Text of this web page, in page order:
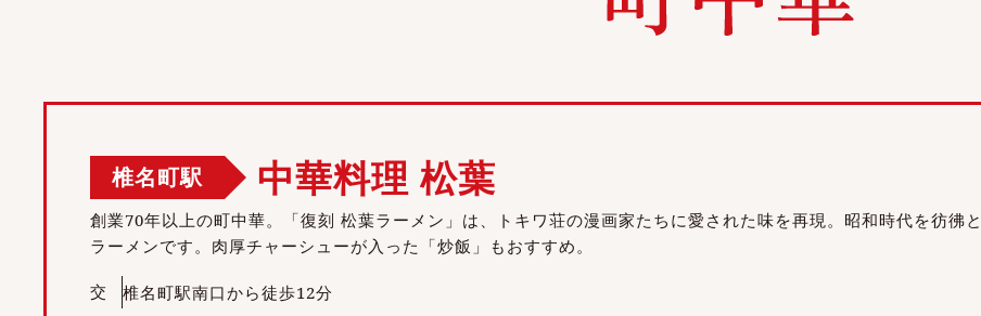
椎名町駅 中華料理 松葉
創業70年以上の町中華。「復刻 松葉ラーメン」は、トキワ荘の漫画家たちに愛された味を再現。昭和時代を彷彿
ラーメンです。肉厚チャーシューが入った「炒飯」もおすすめ。
交
椎名町駅南口から徒歩12分